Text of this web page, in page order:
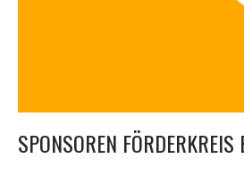
SPONSOREN FÖRDERKREIS